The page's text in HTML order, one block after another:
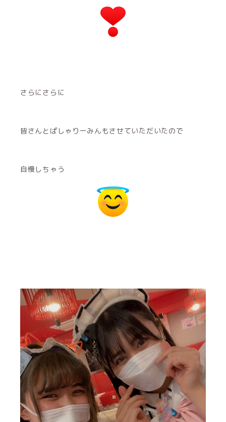
さらにさらに
皆さんとぱしゃりーみんもさせていただいたので
自慢しちゃう